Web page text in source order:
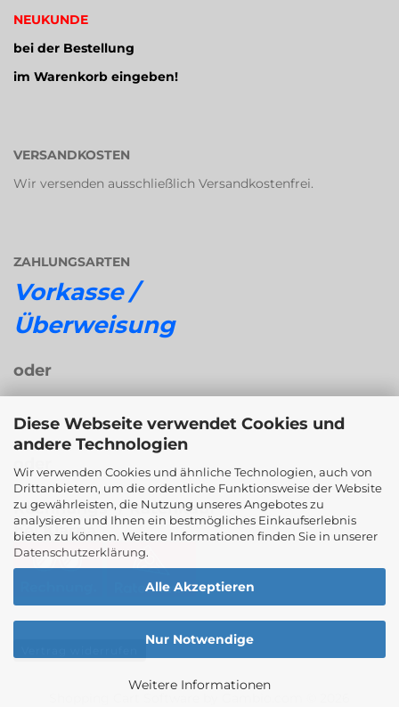
Diese Webseite verwendet Cookies und
andere Technologien
Wir verwenden Cookies und ähnliche Technologien, auch von
Drittanbietern, um die ordentliche Funktionsweise der Website
zu gewährleisten, die Nutzung unseres Angebotes zu
analysieren und Ihnen ein bestmögliches Einkaufserlebnis
bieten zu können. Weitere Informationen finden Sie in unserer
Datenschutzerklärung.
Alle Akzeptieren
Nur Notwendige
Weitere Informationen
NEUKUNDE
bei der Bestellung
im Warenkorb eingeben!
VERSANDKOSTEN
Wir versenden ausschließlich Versandkostenfrei.
ZAHLUNGSARTEN
Vorkasse /
Überweisung
oder
oder
Rechnungs- / Ratenkauf
bei Klarna